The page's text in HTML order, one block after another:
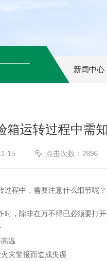
新闻中心
箱运转过程中需
15 点击次数：2896
过程中，需要注意什么细节呢
时，除非在万不得已必须要打
温
灾警报而造成失误